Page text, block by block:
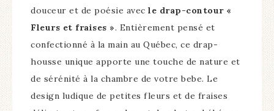
douceur et de poésie avec le drap-contour «
Fleurs et fraises ». Entièrement pensé et
confectionné à la main au Québec, ce drap-
housse unique apporte une touche de nature et
de sérénité à la chambre de votre bebe. Le
design ludique de petites fleurs et de fraises